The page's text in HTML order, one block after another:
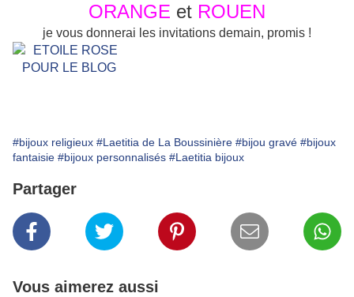
ORANGE et ROUEN
je vous donnerai les invitations demain, promis !
#bijoux religieux #Laetitia de La Boussinière #bijou gravé #bijoux
fantaisie #bijoux personnalisés #Laetitia bijoux
Partager
Vous aimerez aussi